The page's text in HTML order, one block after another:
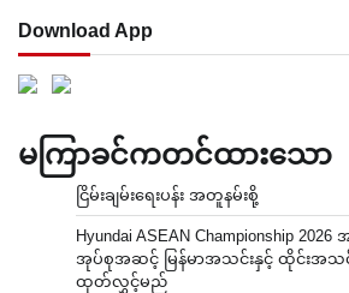
Download App
မကြာခင်ကတင်ထားသော
ငြိမ်းချမ်းရေးပန်း အတူနမ်းစို့
Hyundai ASEAN Championship
အုပ်စုအဆင့် မြန်မာအသင်းနှင့် ထိုင်းအ
ထုတ်လွှင့်မည်